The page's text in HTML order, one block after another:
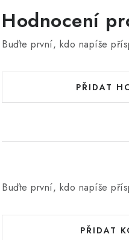
Hodnocení
Buďte první, kdo napíše
PŘIDAT
Buďte první, kdo napíše
PŘIDAT